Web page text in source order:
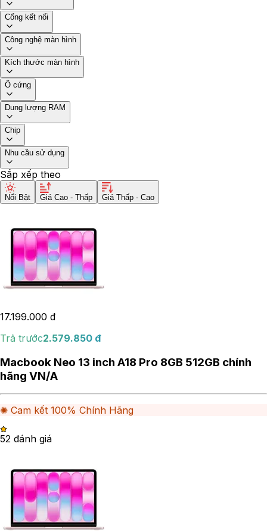
Cổng kết nối
Công nghệ màn hình
Kích thước màn hình
Ổ cứng
Dung lượng RAM
Chip
Nhu cầu sử dụng
Sắp xếp theo
Nổi Bật Giá Cao - Thấp Giá Thấp - Cao
17.199.000 đ
Trả trước2.579.850 đ
Macbook Neo 13 inch A18 Pro 8GB 512GB chính
hãng VN/A
✺ Cam kết 100% Chính Hãng
52 đánh giá